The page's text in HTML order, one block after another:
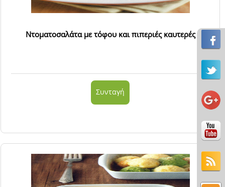
Ντοματοσαλάτα με τόφου και πιπεριές καυτερές
Συνταγή